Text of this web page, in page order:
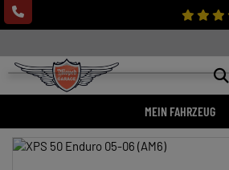
MEIN FAHRZEUG